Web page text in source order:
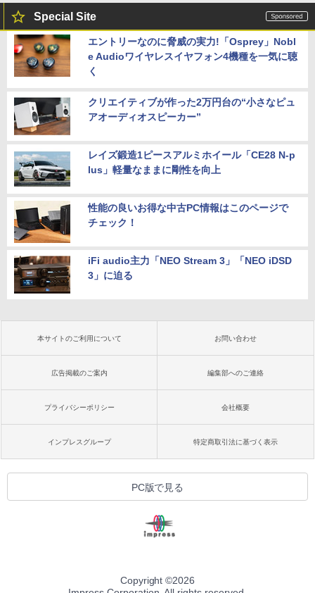
Special Site
エントリーなのに脅威の実力!「Osprey」Nobl
e Audioワイヤレスイヤフォン4機種を一気に聴
く
クリエイティブが作った2万円台の“小さなピュ
アオーディオスピーカー”
レイズ鍛造1ピースアルミホイール「CE28 N-p
lus」軽量なままに剛性を向上
性能の良いお得な中古PC情報はこのページで
チェック！
iFi audio主力「NEO Stream 3」「NEO iDSD
3」に迫る
本サイトのご利用について お問い合わせ
広告掲載のご案内 編集部へのご連絡
プライバシーポリシー 会社概要
インプレスグループ 特定商取引法に基づく表示
PC版で見る
Copyright ©2026